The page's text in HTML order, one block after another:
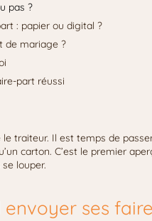
pas ?
: papier ou digital ?
de mariage ?
part réussi
traiteur. Il est temps de
carton. C’est le premier
louper.
ses